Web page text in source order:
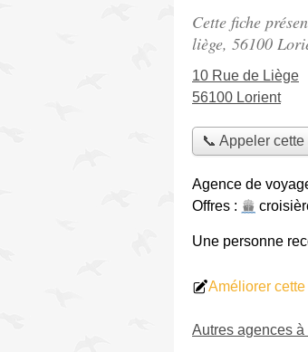
Cette fiche
liège, 56100
10 Rue de Liège
56100 Lorient
📞 Appeler
Agence de
Offres :
Une personne
Améliorer
Autres agences à